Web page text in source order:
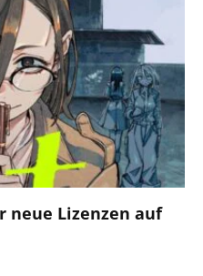
neue Lizenzen auf